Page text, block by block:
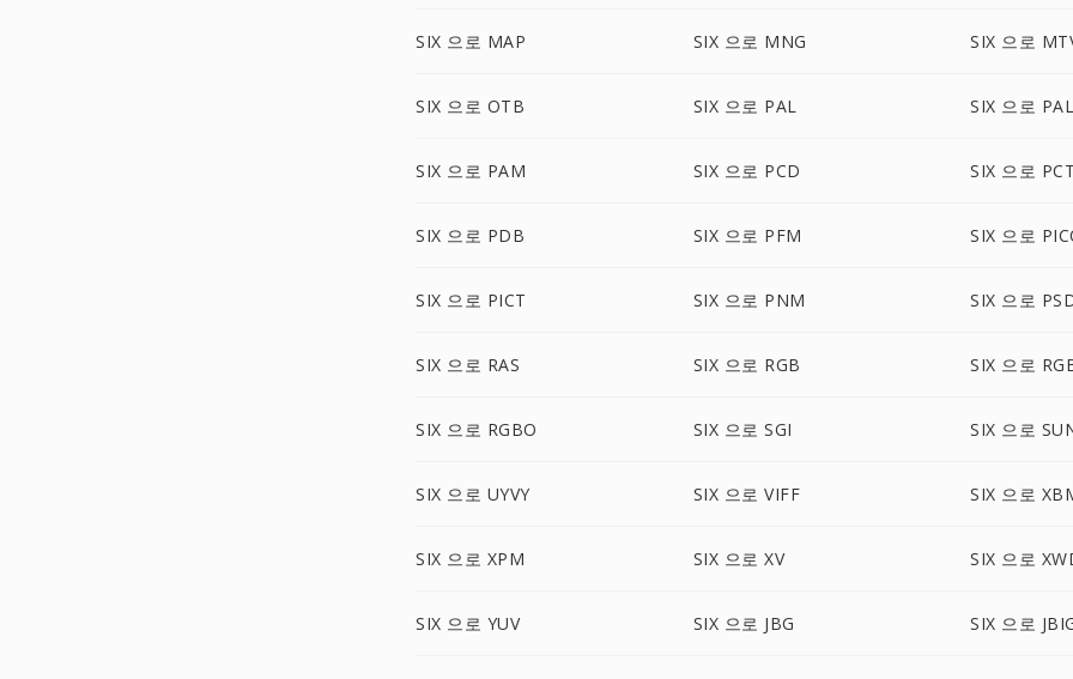
SIX 으로 MAP SIX 으로 MNG SIX 으로
SIX 으로 OTB SIX 으로 PAL SIX 으로
SIX 으로 PAM SIX 으로 PCD SIX 으로 PCT
SIX 으로 PDB SIX 으로 PFM SIX 으로
SIX 으로 PICT SIX 으로 PNM SIX 으로
SIX 으로 RAS SIX 으로 RGB SIX 으로
SIX 으로 RGBO SIX 으로 SGI SIX 으로
SIX 으로 UYVY SIX 으로 VIFF SIX 으로
SIX 으로 XPM SIX 으로 XV SIX 으로
SIX 으로 YUV SIX 으로 JBG SIX 으로